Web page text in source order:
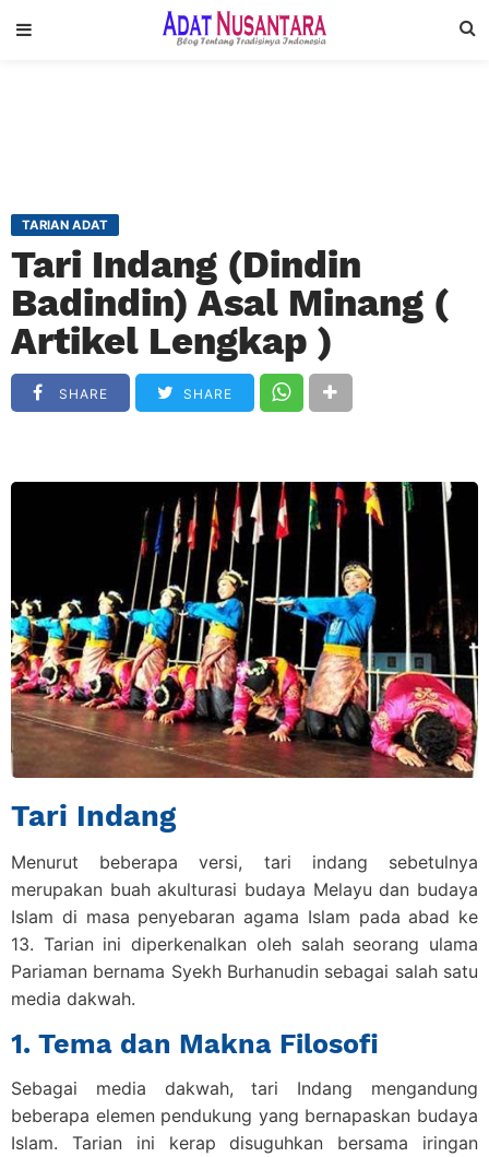
TARIAN ADAT
Tari Indang (Dindin
Badindin) Asal Minang (
Artikel Lengkap )
SHARE SHARE
Tari Indang
Menurut beberapa versi, tari indang sebetulnya
merupakan buah akulturasi budaya Melayu dan budaya
Islam di masa penyebaran agama Islam pada abad ke
13. Tarian ini diperkenalkan oleh salah seorang ulama
Pariaman bernama Syekh Burhanudin sebagai salah satu
media dakwah.
1. Tema dan Makna Filosofi
Sebagai media dakwah, tari Indang mengandung
beberapa elemen pendukung yang bernapaskan budaya
Islam. Tarian ini kerap disuguhkan bersama iringan